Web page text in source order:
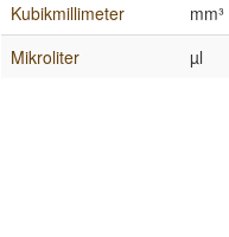
Kubikmillimeter
mm³
Mikroliter
µl